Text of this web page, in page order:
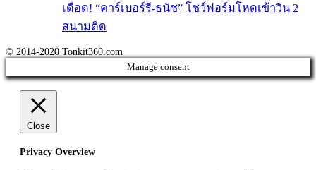
เดือด! “คาร์เบอร์รี-ธนัช” โชว์ฟอร์มโหดเข้าวิน 2
สนามติด
© 2014-2020 Tonkit360.com
Manage consent
Close
Privacy Overview